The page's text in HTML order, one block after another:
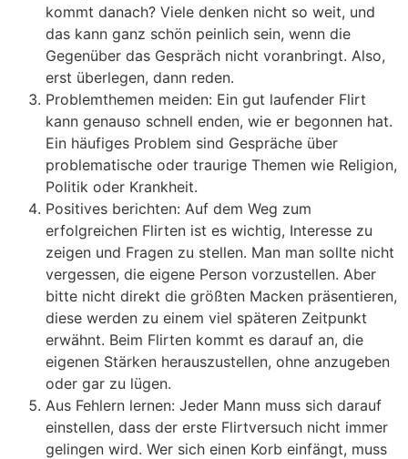
kommt danach? Viele denken nicht so weit, und
das kann ganz schön peinlich sein, wenn die
Gegenüber das Gespräch nicht voranbringt. Also,
erst überlegen, dann reden.
Problemthemen meiden: Ein gut laufender Flirt
kann genauso schnell enden, wie er begonnen hat.
Ein häufiges Problem sind Gespräche über
problematische oder traurige Themen wie Religion,
Politik oder Krankheit.
Positives berichten: Auf dem Weg zum
erfolgreichen Flirten ist es wichtig, Interesse zu
zeigen und Fragen zu stellen. Man man sollte nicht
vergessen, die eigene Person vorzustellen. Aber
bitte nicht direkt die größten Macken präsentieren,
diese werden zu einem viel späteren Zeitpunkt
erwähnt. Beim Flirten kommt es darauf an, die
eigenen Stärken herauszustellen, ohne anzugeben
oder gar zu lügen.
Aus Fehlern lernen: Jeder Mann muss sich darauf
einstellen, dass der erste Flirtversuch nicht immer
gelingen wird. Wer sich einen Korb einfängt, muss